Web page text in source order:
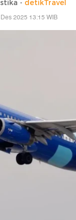
- detikTravel
2025 13:15 WIB